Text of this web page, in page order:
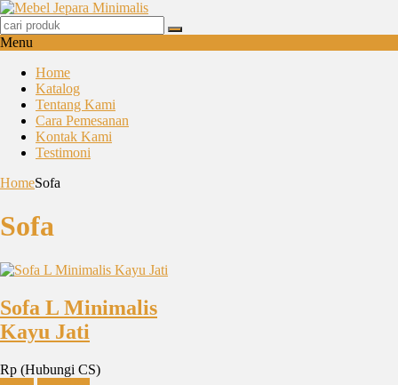
Menu
Home
Katalog
Tentang Kami
Cara Pemesanan
Kontak Kami
Testimoni
HomeSofa
Sofa
Sofa L Minimalis
Kayu Jati
Rp (Hubungi CS)